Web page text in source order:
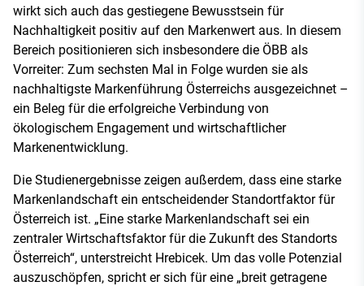
wirkt sich auch das gestiegene Bewusstsein für
Nachhaltigkeit positiv auf den Markenwert aus. In diesem
Bereich positionieren sich insbesondere die ÖBB als
Vorreiter: Zum sechsten Mal in Folge wurden sie als
nachhaltigste Markenführung Österreichs ausgezeichnet –
ein Beleg für die erfolgreiche Verbindung von
ökologischem Engagement und wirtschaftlicher
Markenentwicklung.
Die Studienergebnisse zeigen außerdem, dass eine starke
Markenlandschaft ein entscheidender Standortfaktor für
Österreich ist. „Eine starke Markenlandschaft sei ein
zentraler Wirtschaftsfaktor für die Zukunft des Standorts
Österreich“, unterstreicht Hrebicek. Um das volle Potenzial
auszuschöpfen, spricht er sich für eine „breit getragene